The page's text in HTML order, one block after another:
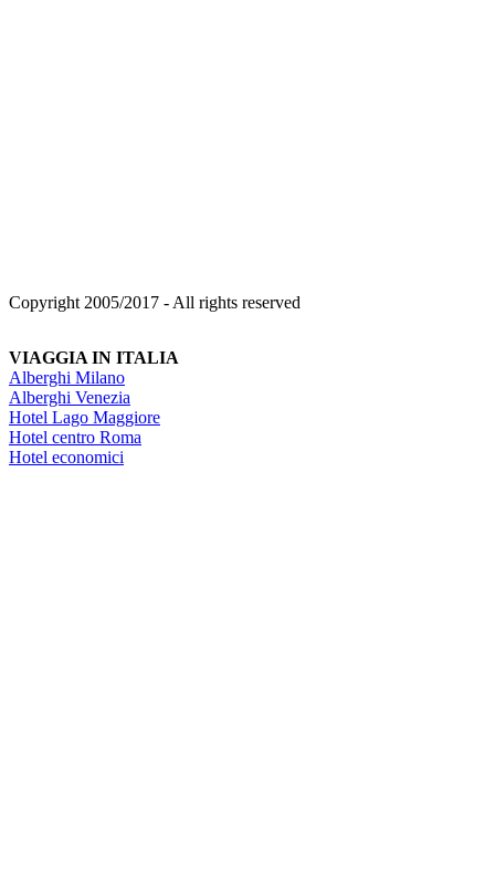
Copyright 2005/2017 - All rights reserved
VIAGGIA IN ITALIA
Alberghi Milano
Alberghi Venezia
Hotel Lago Maggiore
Hotel centro Roma
Hotel economici